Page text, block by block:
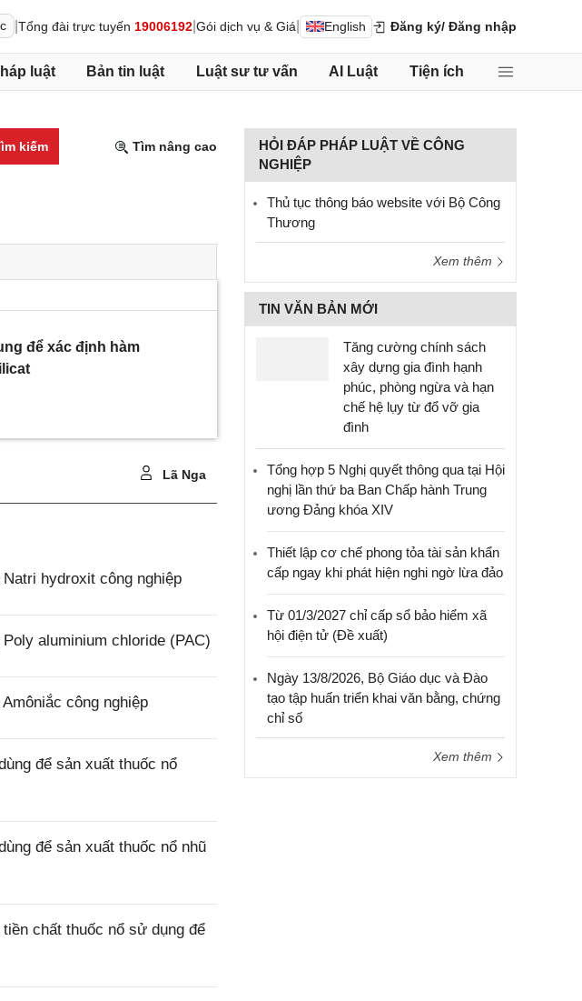
Tổng đài trực tuyến 19006192 Gói dịch vụ & Giá English Đăng ký/ Đăng nhập
luật Bản tin luật Luật sư tư vấn AI Luật Tiện ích
kiếm Tìm nâng cao
để xác định hàm
Lã Nga
hydroxit công nghiệp
aluminium chloride (PAC)
công nghiệp
để sản xuất thuốc nổ
để sản xuất thuốc nổ nhũ
chất thuốc nổ sử dụng để
HỎI ĐÁP PHÁP LUẬT VỀ CÔNG
NGHIỆP
Thủ tục thông báo website với Bộ Công
Thương
Xem thêm
TIN VĂN BẢN MỚI
Tăng cường chính sách
xây dựng gia đình hạnh
phúc, phòng ngừa và hạn
chế hệ lụy từ đổ vỡ gia
đình
Tổng hợp 5 Nghị quyết thông qua tại Hội
nghị lần thứ ba Ban Chấp hành Trung
ương Đảng khóa XIV
Thiết lập cơ chế phong tỏa tài sản khẩn
cấp ngay khi phát hiện nghi ngờ lừa đảo
Từ 01/3/2027 chỉ cấp sổ bảo hiểm xã
hội điện tử (Đề xuất)
Ngày 13/8/2026, Bộ Giáo dục và Đào
tạo tập huấn triển khai văn bằng, chứng
chỉ số
Xem thêm